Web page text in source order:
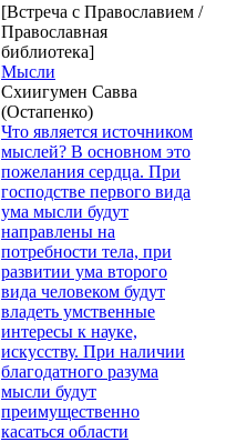
[Встреча с Православием /
Православная
библиотека]
Мысли
Схиигумен Савва
(Остапенко)
Что является источником
мыслей? В основном это
пожелания сердца. При
господстве первого вида
ума мысли будут
направлены на
потребности тела, при
развитии ума второго
вида человеком будут
владеть умственные
интересы к науке,
искусству. При наличии
благодатного разума
мысли будут
преимущественно
касаться области